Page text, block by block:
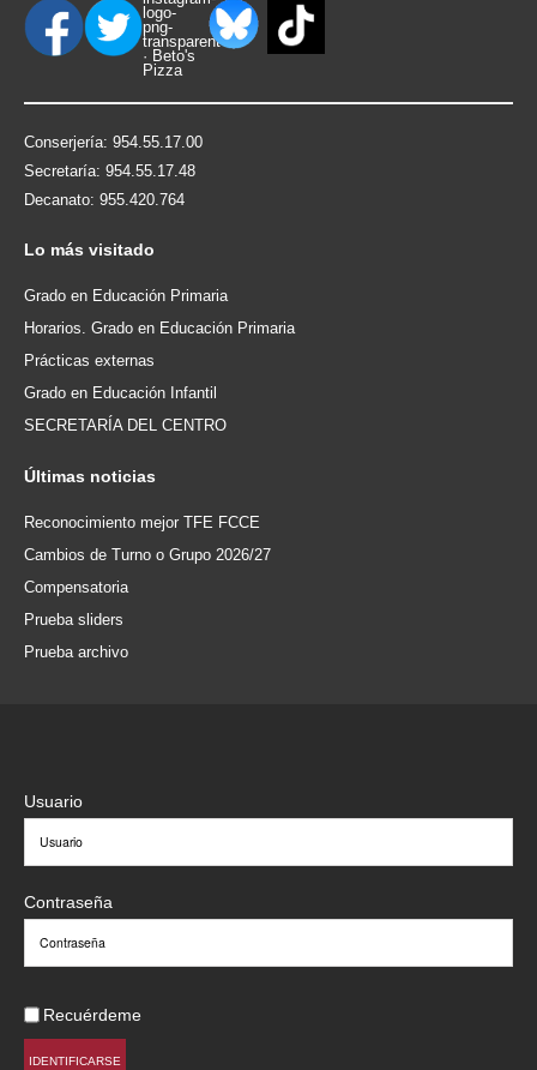
Conserjería: 954.55.17.00
Secretaría: 954.55.17.48
Decanato: 955.420.764
Lo más visitado
Grado en Educación Primaria
Horarios. Grado en Educación Primaria
Prácticas externas
Grado en Educación Infantil
SECRETARÍA DEL CENTRO
Últimas noticias
Reconocimiento mejor TFE FCCE
Cambios de Turno o Grupo 2026/27
Compensatoria
Prueba sliders
Prueba archivo
Usuario
Contraseña
Recuérdeme
IDENTIFICARSE